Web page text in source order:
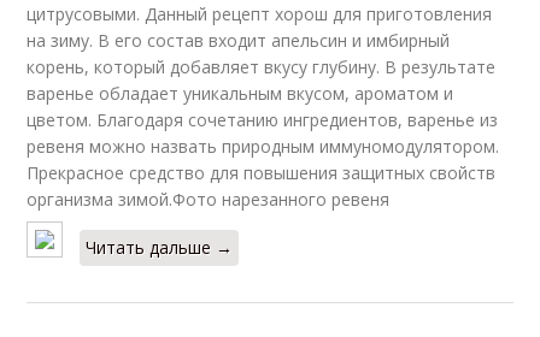
цитрусовыми. Данный рецепт хорош для приготовления
на зиму. В его состав входит апельсин и имбирный
корень, который добавляет вкусу глубину. В результате
варенье обладает уникальным вкусом, ароматом и
цветом. Благодаря сочетанию ингредиентов, варенье из
ревеня можно назвать природным иммуномодулятором.
Прекрасное средство для повышения защитных свойств
организма зимой.Фото нарезанного ревеня
Читать дальше →